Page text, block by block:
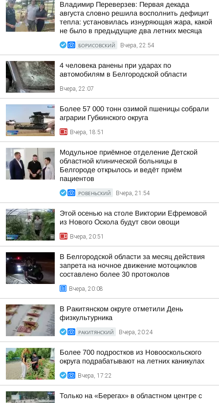
Владимир Переверзев: Первая декада
августа словно решила восполнить дефицит
тепла: установилась изнуряющая жара, какой
не было в предыдущие два летних месяца
БОРИСОВСКИЙ Вчера, 22:54
4 человека ранены при ударах по
автомобилям в Белгородской области
Вчера, 22:07
Более 57 000 тонн озимой пшеницы собрали
аграрии Губкинского округа
Вчера, 18:51
Модульное приёмное отделение Детской
областной клинической больницы в
Белгороде открылось и ведёт приём
пациентов
РОВЕНЬСКИЙ Вчера, 21:54
Этой осенью на столе Виктории Ефремовой
из Нового Оскола будут свои овощи
Вчера, 20:51
В Белгородской области за месяц действия
запрета на ночное движение мотоциклов
составлено более 30 протоколов
Вчера, 20:08
В Ракитянском округе отметили День
физкультурника
РАКИТЯНСКИЙ Вчера, 20:24
Более 700 подростков из Новооскольского
округа подрабатывают на летних каникулах
Вчера, 17:22
Только на «Берегах» в областном центре с